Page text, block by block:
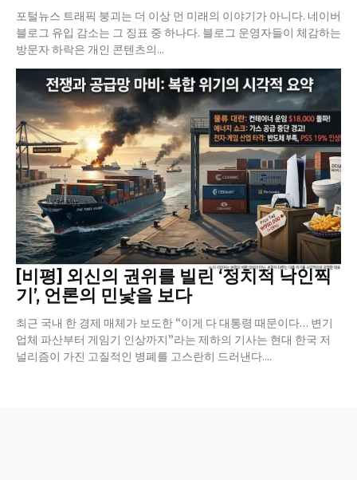
포털뉴스 트래픽 붕괴는 더 이상 먼 미래의 이야기가 아니다. 네이버
블로그 유입 감소는 그 징표 중 하나다. 블로그 운영자들이 체감하는
방문자 하락은 개인 콘텐츠의...
[비평] 외신의 권위를 빌린 ‘정치적 낙인찍
기’, 언론의 민낯을 보다
최근 국내 한 경제 매체가 보도한 “이게 다 대통령 때문이다… 변기
업체 파산부터 게임기 인상까지”라는 제하의 기사는 현대 한국 저
널리즘이 가진 고질적인 병폐를 고스란히 드러낸다....